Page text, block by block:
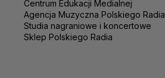
Centrum Edukacji Medialnej
Agencja Muzyczna Polskiego Radia
Studia nagraniowe i koncertowe
Sklep Polskiego Radia